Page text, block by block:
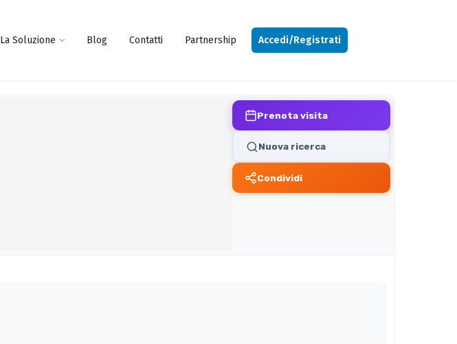
La Soluzione Blog Contatti Partnership Accedi/Registrati
Prenota visita
Nuova ricerca
Condividi